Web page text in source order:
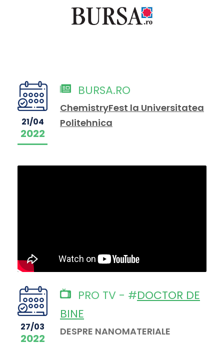
21/04
2022
BURSA.RO
ChemistryFest la Universitatea
Politehnica
27/03
2022
PRO TV - #DOCTOR DE
BINE
DESPRE NANOMATERIALE